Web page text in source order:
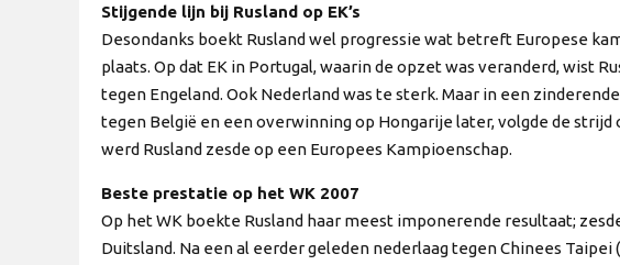
Stijgende lijn bij Rusland op EK’s
Desondanks boekt Rusland wel progressie wat betreft Europese
plaats. Op dat EK in Portugal, waarin de opzet was veranderd, wist
tegen Engeland. Ook Nederland was te sterk. Maar in een
tegen België en een overwinning op Hongarije later, volgde de
werd Rusland zesde op een Europees Kampioenschap.
Beste prestatie op het WK 2007
Op het WK boekte Rusland haar meest imponerende resultaat;
Duitsland. Na een al eerder geleden nederlaag tegen Chinees